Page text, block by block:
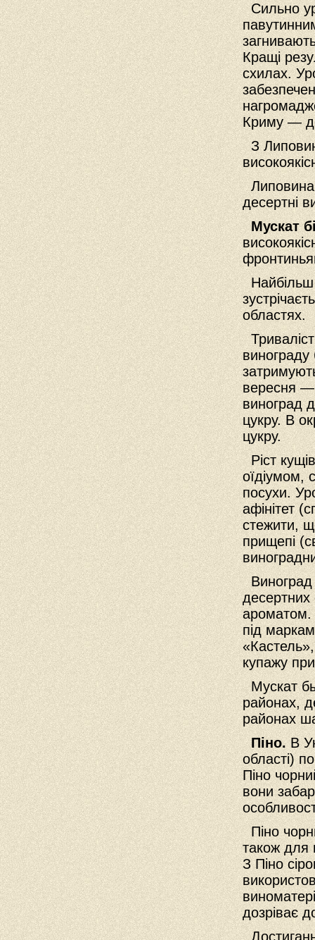
Сильно
Кращі
схилах.
Криму —
З
Липовина
десертні
Мускат
Найбільш
областях.
винограду
вересня —
виноград
цукру. В
цукру.
Ріст
оїдіумом,
посухи.
афінітет
стежити,
прищепі
Виноград
ароматом.
під
купажу
Мускат
районах,
районах
Піно.В
області)
Піно
вони
Піно
також для
З Піно
дозріває